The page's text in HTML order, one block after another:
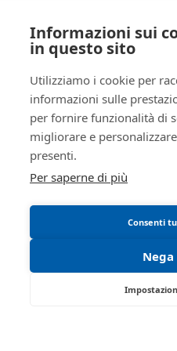
Rito
Numero
procedura
221
Anno
procedura
2023
SOGGETTI
Delegato alla
Medea
Luigina
Aziende
Altro
Le mie ricerche
AREA
Regolamento di
Informazioni sui
in questo sito
Utilizziamo i cookie per
informazioni sulle
per fornire funzionalità di
migliorare e
presenti.
Per saperne di più
Consenti